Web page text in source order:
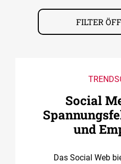
FILTER
Social
und
Das Social Web